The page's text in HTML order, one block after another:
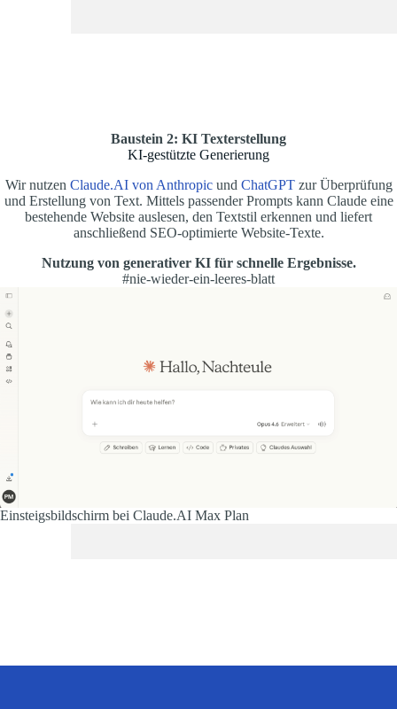
Baustein 2: KI Texterstellung
KI-gestützte Generierung
Wir nutzen Claude.AI von Anthropicund ChatGPTzur Überprüfung
und Erstellung von Text. Mittels passender Prompts kann Claude eine
bestehende Website auslesen, den Textstil erkennen und liefert
anschließend SEO-optimierte Website-Texte.
Nutzung von generativer KI für schnelle Ergebnisse.
#nie-wieder-ein-leeres-blatt
Einsteigsbildschirm bei Claude.AI Max Plan